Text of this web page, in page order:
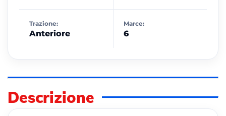
Trazione:
Anteriore
Marce:
6
Descrizione